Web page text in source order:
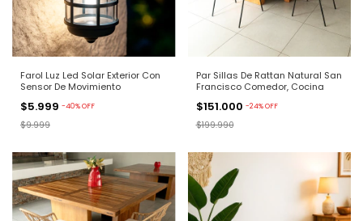
Farol Luz Led Solar Exterior Con
Sensor De Movimiento
$5.999 -40%OFF
$9.999
Par Sillas De Rattan Natural San
Francisco Comedor, Cocina
$151.000 -24%OFF
$199.990